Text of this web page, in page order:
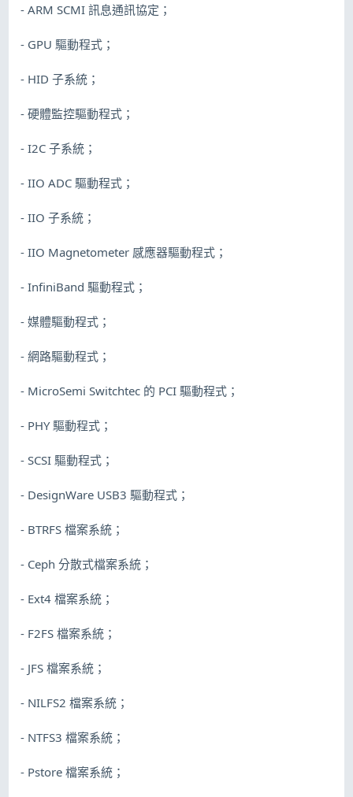
- ARM SCMI 訊息通訊協定；
- GPU 驅動程式；
- HID 子系統；
- 硬體監控驅動程式；
- I2C 子系統；
- IIO ADC 驅動程式；
- IIO 子系統；
- IIO Magnetometer 感應器驅動程式；
- InfiniBand 驅動程式；
- 媒體驅動程式；
- 網路驅動程式；
- MicroSemi Switchtec 的 PCI 驅動程式；
- PHY 驅動程式；
- SCSI 驅動程式；
- DesignWare USB3 驅動程式；
- BTRFS 檔案系統；
- Ceph 分散式檔案系統；
- Ext4 檔案系統；
- F2FS 檔案系統；
- JFS 檔案系統；
- NILFS2 檔案系統；
- NTFS3 檔案系統；
- Pstore 檔案系統；